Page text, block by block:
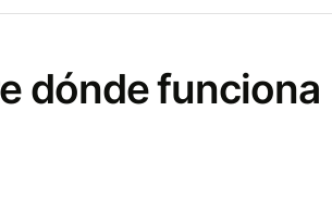
dónde funciona